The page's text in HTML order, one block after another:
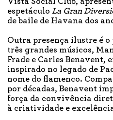
espetáculo La Gran
de baile de Havana dos
Outra presença ilustre é
três grandes músicos,
Frade e Carles Benavent,
inspirado no legado de
nome do flamenco.
por décadas, Benavent
força da convivência
à criatividade e